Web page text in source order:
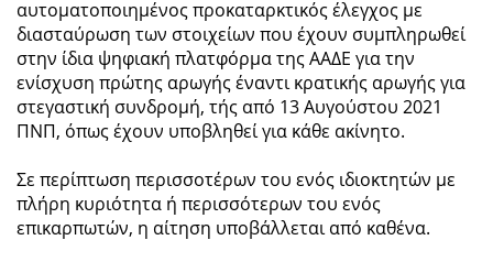
αυτοματοποιημένος προκαταρκτικός έλεγχος με
διασταύρωση των στοιχείων που έχουν συμπληρωθεί
στην ίδια ψηφιακή πλατφόρμα της ΑΑΔΕ για την
ενίσχυση πρώτης αρωγής έναντι κρατικής αρωγής για
στεγαστική συνδρομή, τής από 13 Αυγούστου 2021
ΠΝΠ, όπως έχουν υποβληθεί για κάθε ακίνητο.
Σε περίπτωση περισσοτέρων του ενός ιδιοκτητών με
πλήρη κυριότητα ή περισσότερων του ενός
επικαρπωτών, η αίτηση υποβάλλεται από καθένα.